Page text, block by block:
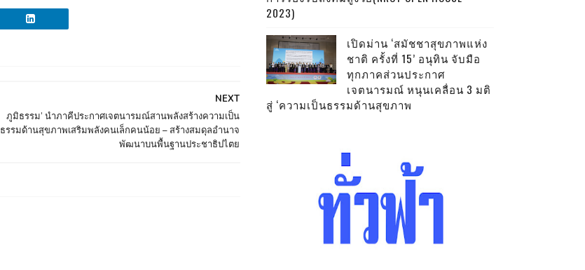
NEXT
ภูมิธรรม’ นำภาคีประกาศเจตนารมณ์สานพลังสร้างความเป็น
ธรรมด้านสุขภาพเสริมพลังคนเล็กคนน้อย – สร้างสมดุลอำนาจ
พัฒนาบนพื้นฐานประชาธิปไตย
2023)
เปิดม่าน ‘สมัชชาสุขภาพแห่ง
ชาติ ครั้งที่ 15’ อนุทิน จับมือ
ทุกภาคส่วนประกาศ
เจตนารมณ์ หนุนเคลื่อน 3 มติ
สู่ ‘ความเป็นธรรมด้านสุขภาพ